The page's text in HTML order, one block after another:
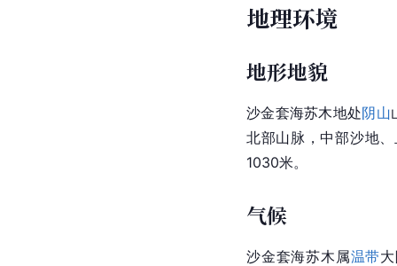
地理环境
地形地貌
沙金套海苏木地处阴山
北部山脉，中部沙地
1030米。
气候
沙金套海苏木属温带